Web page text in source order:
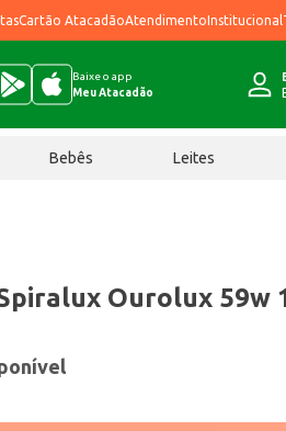
Cartão AtacadãoAtendimentoInstitucional
Baixe o app
Meu Atacadão
Bebês Leites
Ourolux 59w